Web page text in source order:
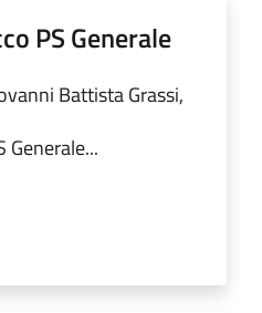
PS Generale
Battista Grassi,
Generale...